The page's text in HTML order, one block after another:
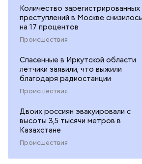
Количество зарегистрированных
преступлений в Москве снизилось
на 17 процентов
Происшествия
Спасенные в Иркутской области
летчики заявили, что выжили
благодаря радиостанции
Происшествия
Двоих россиян эвакуировали с
высоты 3,5 тысячи метров в
Казахстане
Происшествия